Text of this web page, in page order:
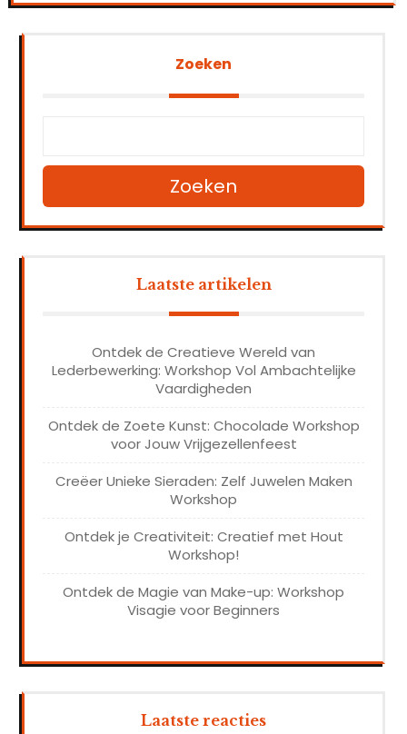
Zoeken
Zoeken
Laatste artikelen
Ontdek de Creatieve Wereld van
Lederbewerking: Workshop Vol Ambachtelijke
Vaardigheden
Ontdek de Zoete Kunst: Chocolade Workshop
voor Jouw Vrijgezellenfeest
Creëer Unieke Sieraden: Zelf Juwelen Maken
Workshop
Ontdek je Creativiteit: Creatief met Hout
Workshop!
Ontdek de Magie van Make-up: Workshop
Visagie voor Beginners
Laatste reacties